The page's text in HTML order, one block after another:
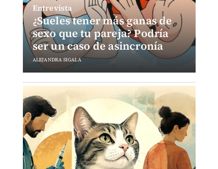
¿Sueles tener más ganas de
sexo que tu pareja? Podría
ser un caso de asincronía
Entrevista
ALEJANDRA SIGALA